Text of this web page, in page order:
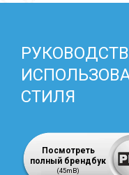
СТИЛЯ
Посмотреть
полный брендбук
(45mB)